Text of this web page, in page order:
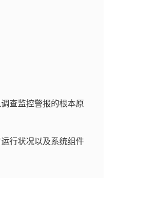
查监控警报的根本原
行状况以及系统组件